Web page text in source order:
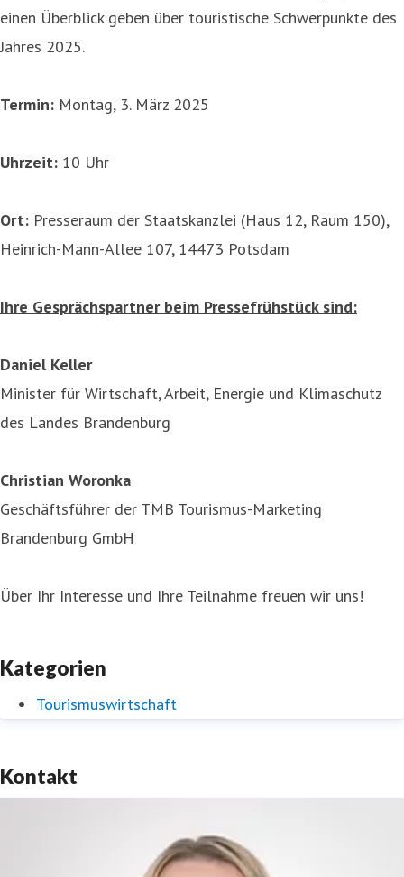
einen Überblick geben über touristische Schwerpunkte des
Jahres 2025.
Termin: Montag, 3. März 2025
Uhrzeit: 10 Uhr
Ort: Presseraum der Staatskanzlei (Haus 12, Raum 150),
Heinrich-Mann-Allee 107, 14473 Potsdam
Ihre Gesprächspartner beim Pressefrühstück sind:
Daniel Keller
Minister für Wirtschaft, Arbeit, Energie und Klimaschutz
des Landes Brandenburg
Christian Woronka
Geschäftsführer der TMB Tourismus-Marketing
Brandenburg GmbH
Über Ihr Interesse und Ihre Teilnahme freuen wir uns!
Kategorien
Tourismuswirtschaft
Kontakt